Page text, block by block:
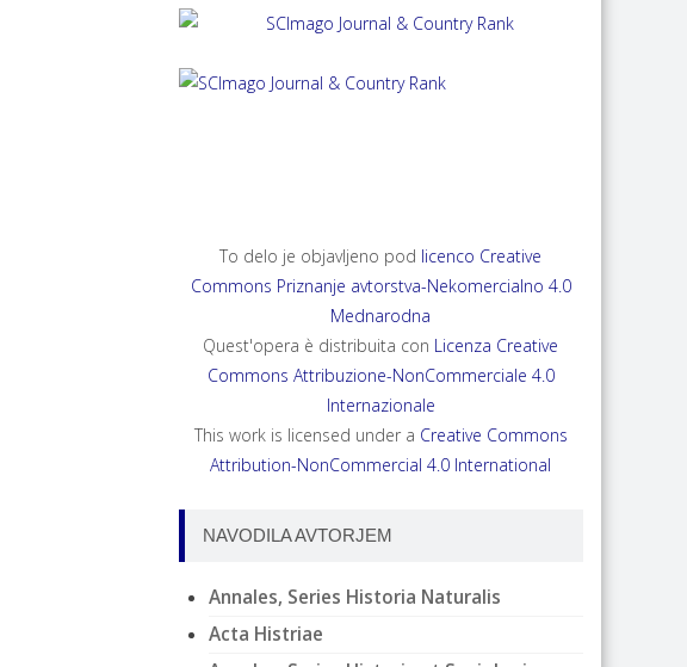
ANNALES, SERIES HISTORIA ET
To delo je objavljeno pod licenco Creative
Commons Priznanje avtorstva-Nekomercialno 4.0
Mednarodna
Quest'opera è distribuita con Licenza Creative
Commons Attribuzione-NonCommerciale 4.0
Internazionale
This work is licensed under a Creative Commons
Attribution-NonCommercial 4.0 International
NAVODILA AVTORJEM
Annales, Series Historia Naturalis
Acta Histriae